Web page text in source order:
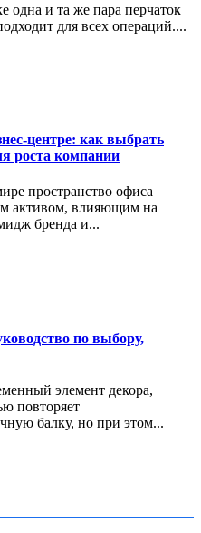
одна и та же пара перчаток
для всех операций....
как выбрать
роста компании
пространство офиса
активом, влияющим на
бренда и...
по выбору,
элемент декора,
повторяет
балку, но при этом...